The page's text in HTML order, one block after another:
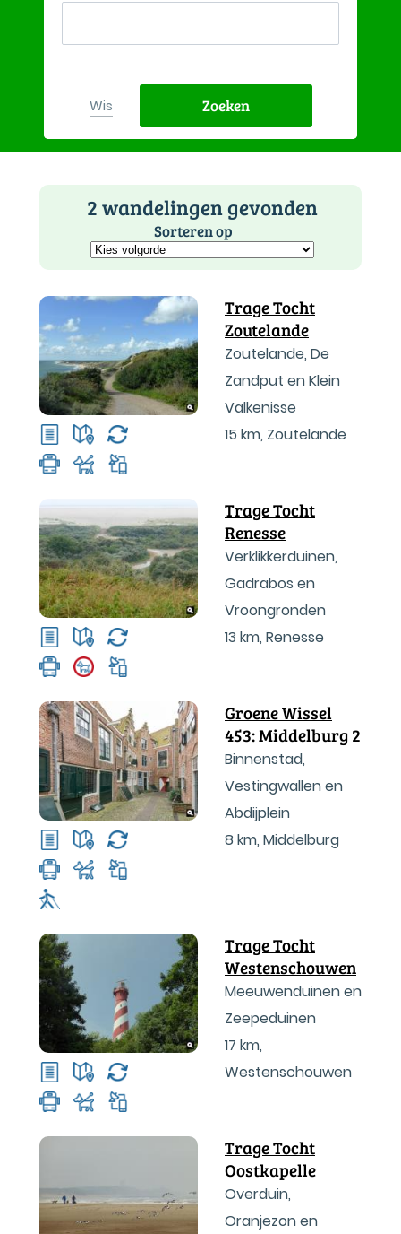
Wis Zoeken
2 wandelingen gevonden
Sorteren op
Trage Tocht
Zoutelande
Zoutelande, De
Zandput en Klein
Valkenisse
15 km, Zoutelande
Trage Tocht
Renesse
Verklikkerduinen,
Gadrabos en
Vroongronden
13 km, Renesse
Groene Wissel
453: Middelburg 2
Binnenstad,
Vestingwallen en
Abdijplein
8 km, Middelburg
Trage Tocht
Westenschouwen
Meeuwenduinen en
Zeepeduinen
17 km,
Westenschouwen
Trage Tocht
Oostkapelle
Overduin,
Oranjezon en